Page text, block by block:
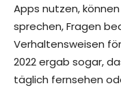
Apps nutzen,
sprechen, Fragen
Verhaltensweisen
2022 ergab sogar,
täglich fernsehen